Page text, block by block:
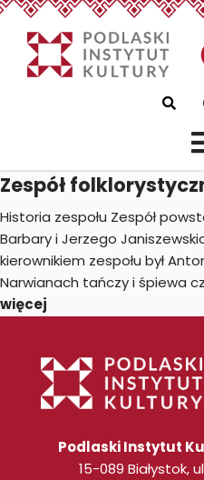
Zespół
Historia zespołu Zespół
Barbary i Jerzego
kierownikiem zespołu był
Narwianach tańczy i śpiewa
więcej
Podlaski Instytut
15-089 Białystok,